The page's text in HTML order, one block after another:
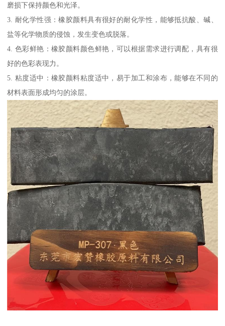
磨损下保持颜色和光泽。
3. 耐化学性强：橡胶颜料具有很好的耐化学性，能够抵抗酸、碱、
盐等化学物质的侵蚀，发生变色或脱落。
4. 色彩鲜艳：橡胶颜料颜色鲜艳，可以根据需求进行调配，具有很
好的色彩表现力。
5. 粘度适中：橡胶颜料粘度适中，易于加工和涂布，能够在不同的
材料表面形成均匀的涂层。